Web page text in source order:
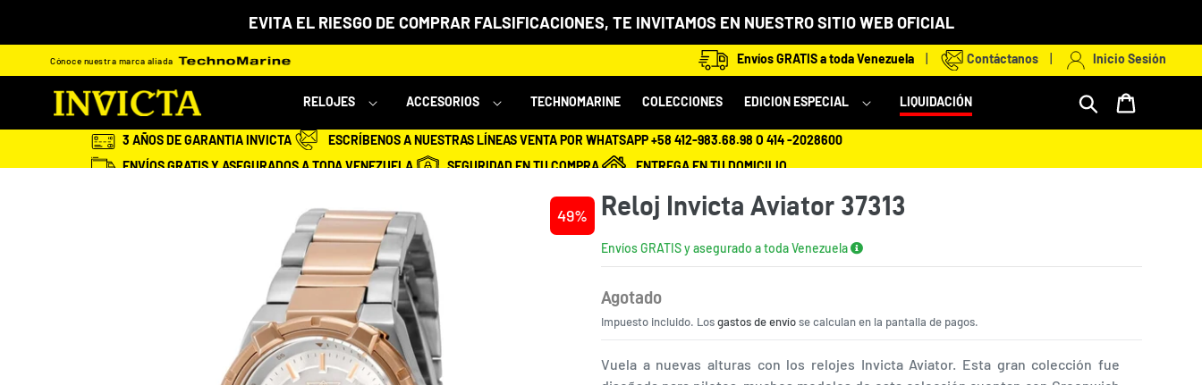
al
contenido
EVITA EL RIESGO DE COMPRAR FALSIFICACIONES, TE INVITAMOS EN NUESTRO SITIO WEB OFICIAL
Envíos GRATIS a toda Venezuela Contáctanos Inicio Sesión
Cónoce nuestra marca aliada
RELOJES ACCESORIOS TECHNOMARINE COLECCIONES EDICION ESPECIAL LIQUIDACIÓN
3 AÑOS DE GARANTIA INVICTA
ESCRÍBENOS A NUESTRAS LÍNEAS VENTA POR WHATSAPP +58 412-983.68.98 O 414 -2028600
ENVÍOS GRATIS Y ASEGURADOS A TODA VENEZUELA
SEGURIDAD EN TU COMPRA ENTREGA EN TU DOMICILIO
49% Reloj Invicta Aviator 37313
Envíos GRATIS y asegurado a toda Venezuela
Precio
habitual
Agotado
Impuesto incluido. Losgastos de envíose calculan en la pantalla de pagos.
Vuela a nuevas alturas con los relojes Invicta Aviator. Esta gran colección fue